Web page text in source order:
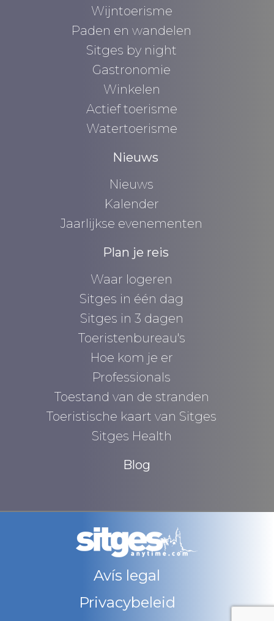
Wijntoerisme
Paden en wandelen
Sitges by night
Gastronomie
Winkelen
Actief toerisme
Watertoerisme
Nieuws
Nieuws
Kalender
Jaarlijkse evenementen
Plan je reis
Waar logeren
Sitges in één dag
Sitges in 3 dagen
Toeristenbureau's
Hoe kom je er
Professionals
Toestand van de stranden
Toeristische kaart van Sitges
Sitges Health
Blog
Avís legal
Privacybeleid